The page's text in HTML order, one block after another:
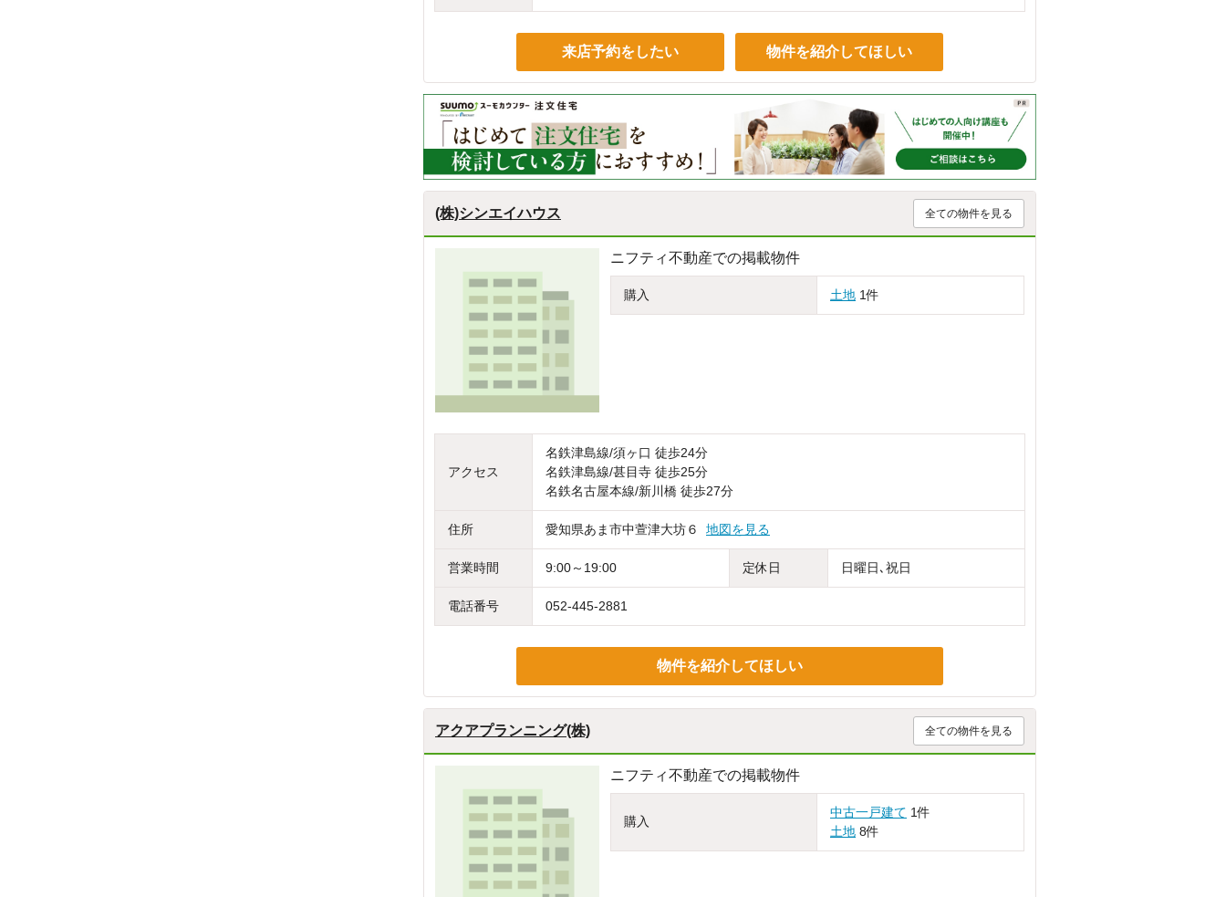
来店予約をしたい 物件を紹介してほしい
(株)シンエイハウス 全ての物件を見る
ニフティ不動産での掲載物件
購入 土地 1件
アクセス
名鉄津島線/須ヶ口 徒歩24分
名鉄津島線/甚目寺 徒歩25分
名鉄名古屋本線/新川橋 徒歩27分
住所 愛知県あま市中萱津大坊６ 地図を見る
営業時間 9:00～19:00 定休日 日曜日､祝日
電話番号 052-445-2881
物件を紹介してほしい
アクアプランニング(株) 全ての物件を見る
ニフティ不動産での掲載物件
購入
中古一戸建て 1件
土地 8件